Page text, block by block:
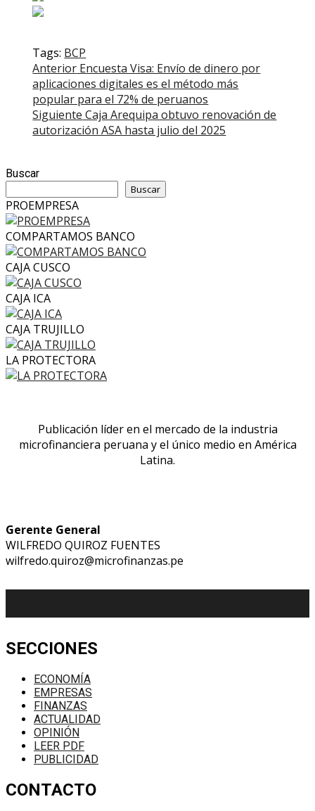
Tags: BCP
Post
navigation
Anterior Encuesta Visa: Envío de dinero por
aplicaciones digitales es el método más
popular para el 72% de peruanos
Siguiente Caja Arequipa obtuvo renovación de
autorización ASA hasta julio del 2025
Buscar
Buscar
PROEMPRESA
COMPARTAMOS BANCO
CAJA CUSCO
CAJA ICA
CAJA TRUJILLO
LA PROTECTORA
Publicación líder en el mercado de la industria
microfinanciera peruana y el único medio en América
Latina.
Gerente General
WILFREDO QUIROZ FUENTES
wilfredo.quiroz@microfinanzas.pe
SECCIONES
ECONOMÍA
EMPRESAS
FINANZAS
ACTUALIDAD
OPINIÓN
LEER PDF
PUBLICIDAD
CONTACTO